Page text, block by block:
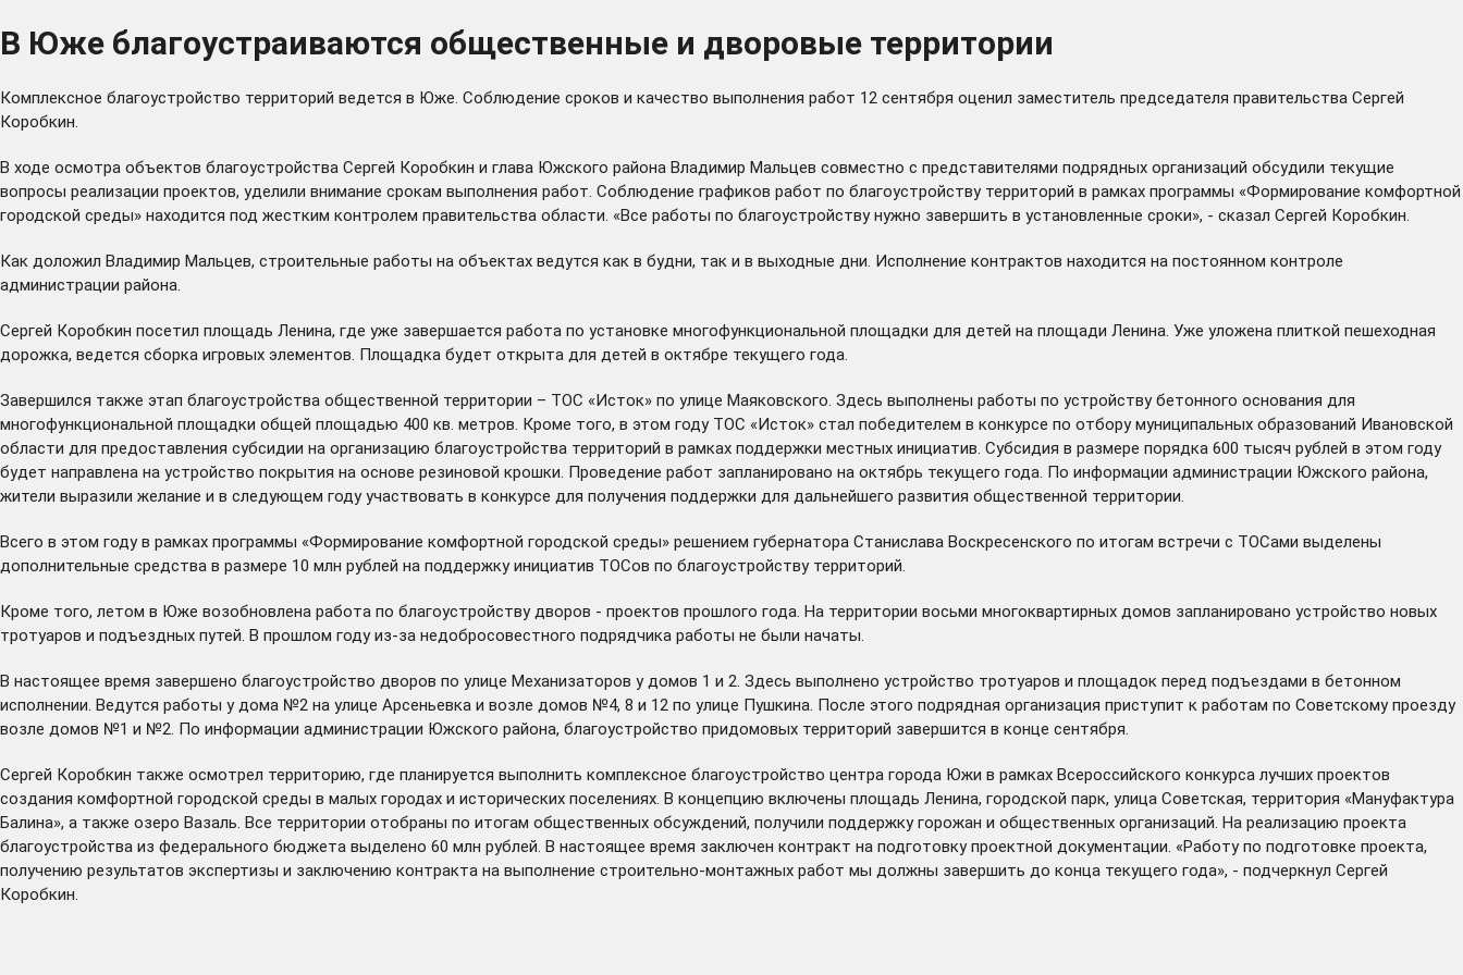
В Юже благоустраиваются общественные и дворовые территории
Комплексное благоустройство территорий ведется в Юже. Соблюдение сроков и качество выполнения работ 12 сентября оценил заместитель председателя правительства Сергей
Коробкин.
В ходе осмотра объектов благоустройства Сергей Коробкин и глава Южского района Владимир Мальцев совместно с представителями подрядных организаций обсудили текущие
вопросы реализации проектов, уделили внимание срокам выполнения работ. Соблюдение графиков работ по благоустройству территорий в рамках программы «Формирование комфортной
городской среды» находится под жестким контролем правительства области. «Все работы по благоустройству нужно завершить в установленные сроки», - сказал Сергей Коробкин.
Как доложил Владимир Мальцев, строительные работы на объектах ведутся как в будни, так и в выходные дни. Исполнение контрактов находится на постоянном контроле
администрации района.
Сергей Коробкин посетил площадь Ленина, где уже завершается работа по установке многофункциональной площадки для детей на площади Ленина. Уже уложена плиткой пешеходная
дорожка, ведется сборка игровых элементов. Площадка будет открыта для детей в октябре текущего года.
Завершился также этап благоустройства общественной территории – ТОС «Исток» по улице Маяковского. Здесь выполнены работы по устройству бетонного основания для
многофункциональной площадки общей площадью 400 кв. метров. Кроме того, в этом году ТОС «Исток» стал победителем в конкурсе по отбору муниципальных образований Ивановской
области для предоставления субсидии на организацию благоустройства территорий в рамках поддержки местных инициатив. Субсидия в размере порядка 600 тысяч рублей в этом году
будет направлена на устройство покрытия на основе резиновой крошки. Проведение работ запланировано на октябрь текущего года. По информации администрации Южского района,
жители выразили желание и в следующем году участвовать в конкурсе для получения поддержки для дальнейшего развития общественной территории.
Всего в этом году в рамках программы «Формирование комфортной городской среды» решением губернатора Станислава Воскресенского по итогам встречи с ТОСами выделены
дополнительные средства в размере 10 млн рублей на поддержку инициатив ТОСов по благоустройству территорий.
Кроме того, летом в Юже возобновлена работа по благоустройству дворов - проектов прошлого года. На территории восьми многоквартирных домов запланировано устройство новых
тротуаров и подъездных путей. В прошлом году из-за недобросовестного подрядчика работы не были начаты.
В настоящее время завершено благоустройство дворов по улице Механизаторов у домов 1 и 2. Здесь выполнено устройство тротуаров и площадок перед подъездами в бетонном
исполнении. Ведутся работы у дома №2 на улице Арсеньевка и возле домов №4, 8 и 12 по улице Пушкина. После этого подрядная организация приступит к работам по Советскому проезду
возле домов №1 и №2. По информации администрации Южского района, благоустройство придомовых территорий завершится в конце сентября.
Сергей Коробкин также осмотрел территорию, где планируется выполнить комплексное благоустройство центра города Южи в рамках Всероссийского конкурса лучших проектов
создания комфортной городской среды в малых городах и исторических поселениях. В концепцию включены площадь Ленина, городской парк, улица Советская, территория «Мануфактура
Балина», а также озеро Вазаль. Все территории отобраны по итогам общественных обсуждений, получили поддержку горожан и общественных организаций. На реализацию проекта
благоустройства из федерального бюджета выделено 60 млн рублей. В настоящее время заключен контракт на подготовку проектной документации. «Работу по подготовке проекта,
получению результатов экспертизы и заключению контракта на выполнение строительно-монтажных работ мы должны завершить до конца текущего года», - подчеркнул Сергей
Коробкин.